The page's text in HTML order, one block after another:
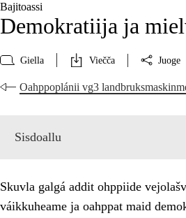
Bajitoassi
Demokratiija ja
Giella Viečča Juoge
Oahppoplánii vg3
Sisdoallu
Skuvla galgá addit ohppiide
váikkuheame ja oahppat maid